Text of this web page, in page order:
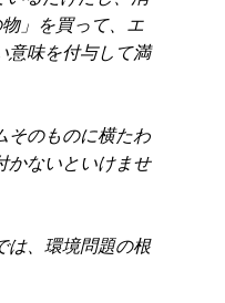
」を買って、エ
意味を付与して満
そのものに横たわ
かないといけませ
は、環境問題の根